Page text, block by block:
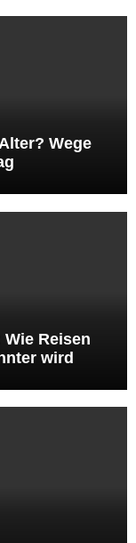
Wege
Reisen
wird